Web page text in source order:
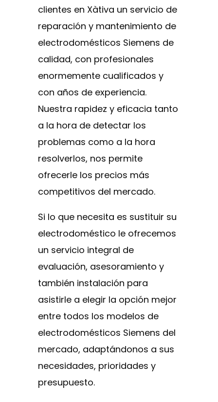
clientes en Xàtiva un servicio de
reparación y mantenimiento de
electrodomésticos Siemens de
calidad, con profesionales
enormemente cualificados y
con años de experiencia.
Nuestra rapidez y eficacia tanto
a la hora de detectar los
problemas como a la hora
resolverlos, nos permite
ofrecerle los precios más
competitivos del mercado.
Si lo que necesita es sustituir su
electrodoméstico le ofrecemos
un servicio integral de
evaluación, asesoramiento y
también instalación para
asistirle a elegir la opción mejor
entre todos los modelos de
electrodomésticos Siemens del
mercado, adaptándonos a sus
necesidades, prioridades y
presupuesto.